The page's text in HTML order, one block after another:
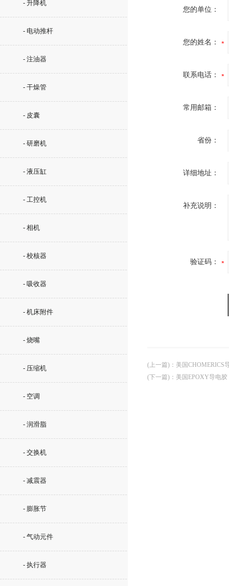
- 升降机
- 电动推杆
- 注油器
- 干燥管
- 皮囊
- 研磨机
- 液压缸
- 工控机
- 相机
- 校核器
- 吸收器
- 机床附件
- 烧嘴
- 压缩机
- 空调
- 润滑脂
- 交换机
- 减震器
- 膨胀节
- 气动元件
- 执行器
您的单位：
您的姓名：
联系电话：
常用邮箱：
省份：
详细地址：
补充说明：
验证码：
(上一篇) ： 美国CHOMERICS
(下一篇) ： 美国EPOXY导电胶